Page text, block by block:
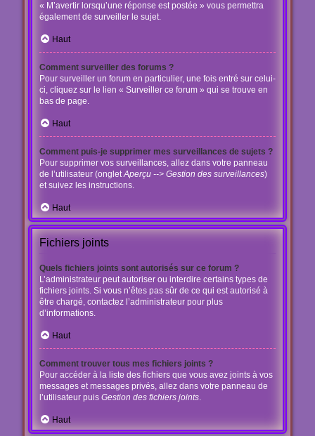
« M’avertir lorsqu’une réponse est postée » vous permettra
également de surveiller le sujet.
Haut
Comment surveiller des forums ?
Pour surveiller un forum en particulier, une fois entré sur celui-
ci, cliquez sur le lien « Surveiller ce forum » qui se trouve en
bas de page.
Haut
Comment puis-je supprimer mes surveillances de sujets ?
Pour supprimer vos surveillances, allez dans votre panneau
de l’utilisateur (ongletAperçu --> Gestion des surveillances)
et suivez les instructions.
Haut
Fichiers joints
Quels fichiers joints sont autorisés sur ce forum ?
L’administrateur peut autoriser ou interdire certains types de
fichiers joints. Si vous n’êtes pas sûr de ce qui est autorisé à
être chargé, contactez l’administrateur pour plus
d’informations.
Haut
Comment trouver tous mes fichiers joints ?
Pour accéder à la liste des fichiers que vous avez joints à vos
messages et messages privés, allez dans votre panneau de
l’utilisateur puis Gestion des fichiers joints.
Haut